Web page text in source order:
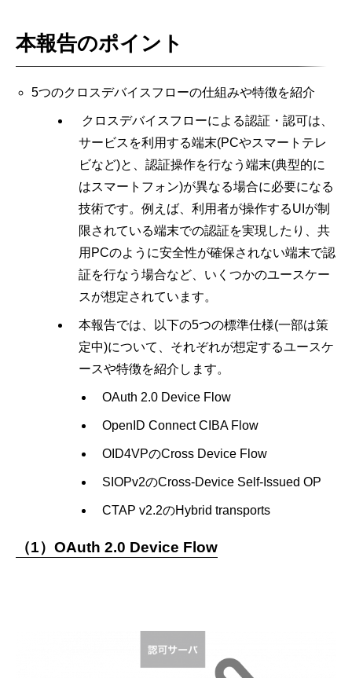
本報告のポイント
5つのクロスデバイスフローの仕組みや特徴を紹介
クロスデバイスフローによる認証・認可は、
サービスを利用する端末(PCやスマートテレ
ビなど)と、認証操作を行なう端末(典型的に
はスマートフォン)が異なる場合に必要になる
技術です。例えば、利用者が操作するUIが制
限されている端末での認証を実現したり、共
用PCのように安全性が確保されない端末で認
証を行なう場合など、いくつかのユースケー
スが想定されています。
本報告では、以下の5つの標準仕様(一部は策
定中)について、それぞれが想定するユースケ
ースや特徴を紹介します。
OAuth 2.0 Device Flow
OpenID Connect CIBA Flow
OID4VPのCross Device Flow
SIOPv2のCross-Device Self-Issued OP
CTAP v2.2のHybrid transports
（1）OAuth 2.0 Device Flow